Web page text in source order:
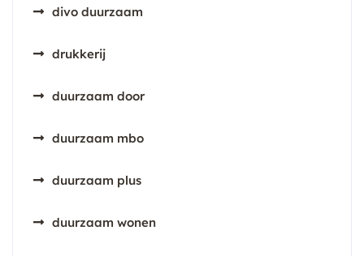
divo duurzaam
drukkerij
duurzaam door
duurzaam mbo
duurzaam plus
duurzaam wonen